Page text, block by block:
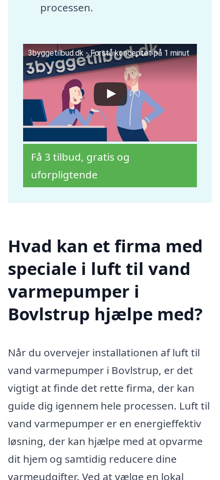
processen.
3byggetilbud.dk - Forstå konceptet på 1 minut
Få 3 tilbud, gratis og
uforpligtende
Hvad kan et firma med
speciale i luft til vand
varmepumper i
Bovlstrup hjælpe med?
Når du overvejer installationen af luft til
vand varmepumper i Bovlstrup, er det
vigtigt at finde det rette firma, der kan
guide dig igennem hele processen. Luft til
vand varmepumper er en energieffektiv
løsning, der kan hjælpe med at opvarme
dit hjem og samtidig reducere dine
varmeudgifter. Ved at vælge en lokal